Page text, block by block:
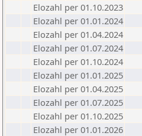
Elozahl per 01.10.2023
Elozahl per 01.01.2024
Elozahl per 01.04.2024
Elozahl per 01.07.2024
Elozahl per 01.10.2024
Elozahl per 01.01.2025
Elozahl per 01.04.2025
Elozahl per 01.07.2025
Elozahl per 01.10.2025
Elozahl per 01.01.2026